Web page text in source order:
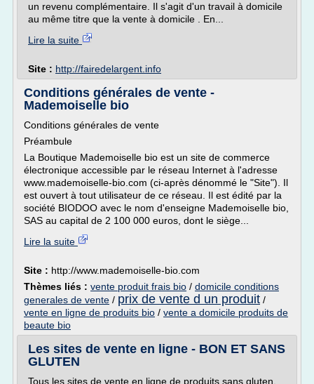
un revenu complémentaire. Il s'agit d'un travail à domicile
au même titre que la vente à domicile . En...
Lire la suite
Site : http://fairedelargent.info
Conditions générales de vente -
Mademoiselle bio
Conditions générales de vente
Préambule
La Boutique Mademoiselle bio est un site de commerce
électronique accessible par le réseau Internet à l'adresse
www.mademoiselle-bio.com (ci-après dénommé le "Site"). Il
est ouvert à tout utilisateur de ce réseau. Il est édité par la
société BIODOO avec le nom d'enseigne Mademoiselle bio,
SAS au capital de 2 100 000 euros, dont le siège...
Lire la suite
Site : http://www.mademoiselle-bio.com
Thèmes liés : vente produit frais bio / domicile conditions
generales de vente / prix de vente d un produit /
vente en ligne de produits bio / vente a domicile produits de
beaute bio
Les sites de vente en ligne - BON ET SANS
GLUTEN
Tous les sites de vente en ligne de produits sans gluten.